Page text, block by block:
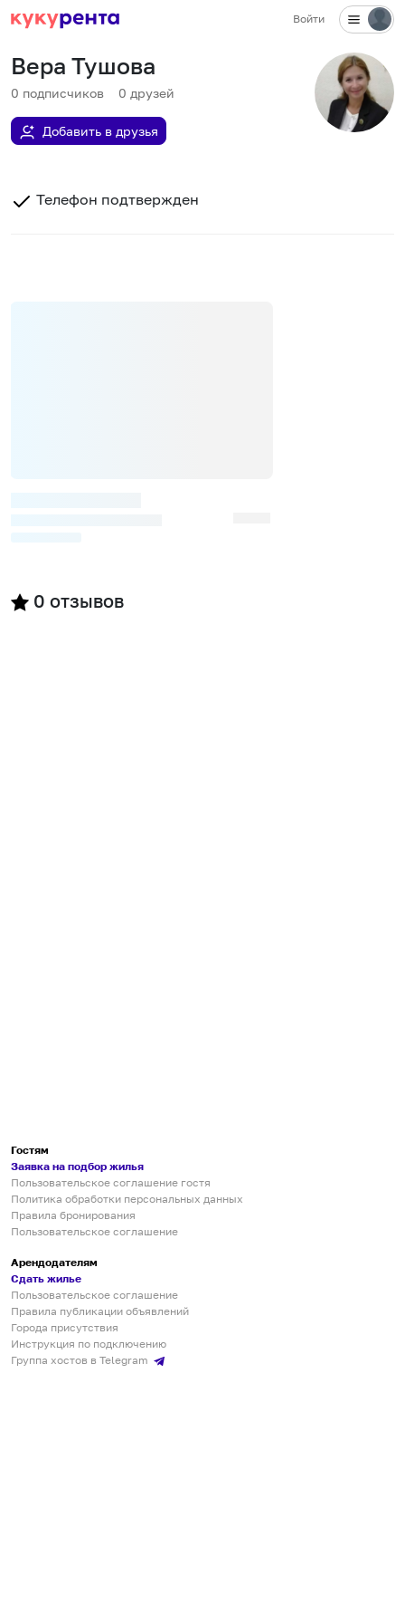
Войти
Вера Тушова
0 подписчиков 0 друзей
Добавить в друзья
Телефон подтвержден
0 отзывов
Гостям
Заявка на подбор жилья
Пользовательское соглашение гостя
Политика обработки персональных данных
Правила бронирования
Пользовательское соглашение
Арендодателям
Сдать жилье
Пользовательское соглашение
Правила публикации объявлений
Города присутствия
Инструкция по подключению
Группа хостов в Telegram